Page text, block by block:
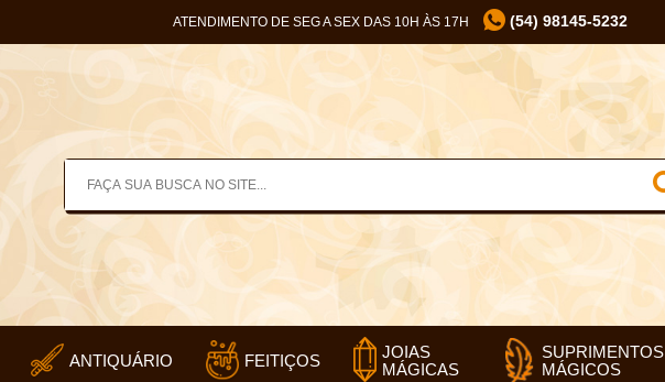
ATENDIMENTO DE SEG A SEX DAS 10H ÀS 17H (54) 98145-5232
ANTIQUÁRIO FEITIÇOS
JOIAS
MÁGICAS
SUPRIMENTOS
MÁGICOS